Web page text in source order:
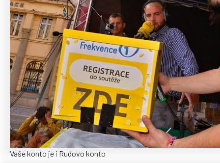
Vaše konto je i Rudovo konto